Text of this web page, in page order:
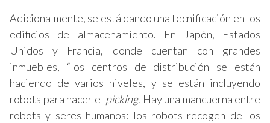
Adicionalmente, se está dando una tecnificación en los
edificios de almacenamiento. En Japón, Estados
Unidos y Francia, donde cuentan con grandes
inmuebles, “los centros de distribución se están
haciendo de varios niveles, y se están incluyendo
robots para hacer el picking. Hay una mancuerna entre
robots y seres humanos: los robots recogen de los